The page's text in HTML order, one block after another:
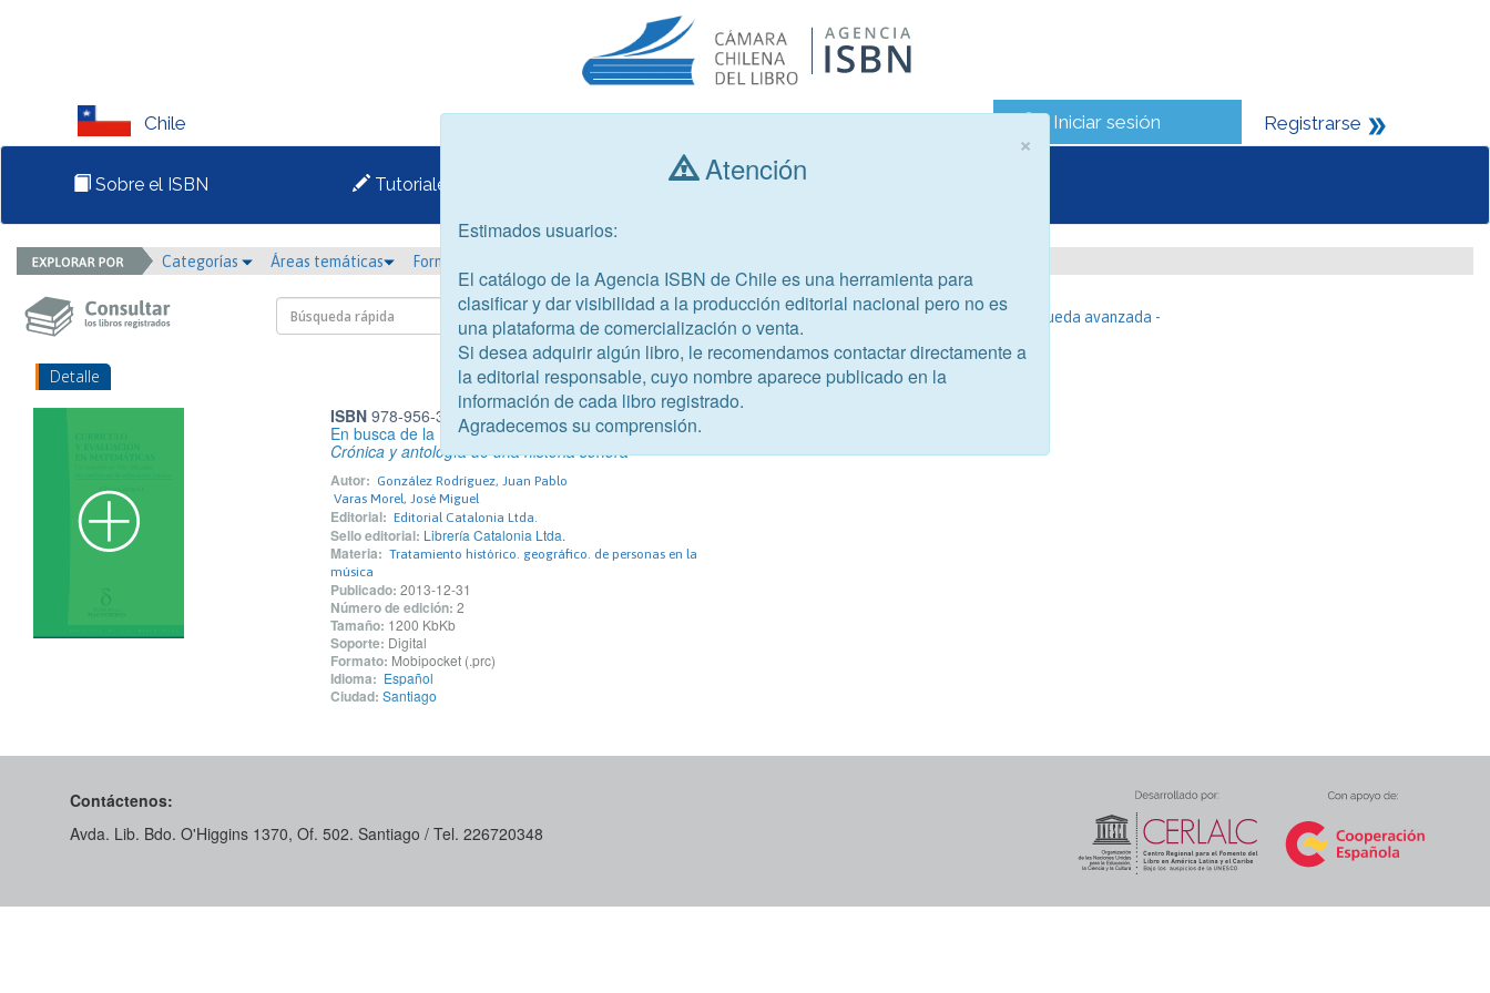
Chile Iniciar sesión Registrarse
Sobre el ISBN Tutoriales Consultar libros
Categorías Áreas temáticas Formato
- Búsqueda avanzada -
Detalle
ISBN978-956-324-274-4
En busca de la música chilena
Crónica y antología de una historia sonora
Autor: González Rodríguez, Juan Pablo
Varas Morel, José Miguel
Editorial: Editorial Catalonia Ltda.
Sello editorial: Librería Catalonia Ltda.
Materia: Tratamiento histórico. geográfico. de personas en la
música
Publicado: 2013-12-31
Número de edición: 2
Tamaño: 1200 KbKb
Soporte: Digital
Formato: Mobipocket (.prc)
Idioma: Español
Ciudad: Santiago
Contáctenos:
Avda. Lib. Bdo. O'Higgins 1370, Of. 502. Santiago / Tel. 226720348
×
Atención
Estimados usuarios:
El catálogo de la Agencia ISBN de Chile es una herramienta para
clasificar y dar visibilidad a la producción editorial nacional pero no es
una plataforma de comercialización o venta.
Si desea adquirir algún libro, le recomendamos contactar directamente a
la editorial responsable, cuyo nombre aparece publicado en la
información de cada libro registrado.
Agradecemos su comprensión.